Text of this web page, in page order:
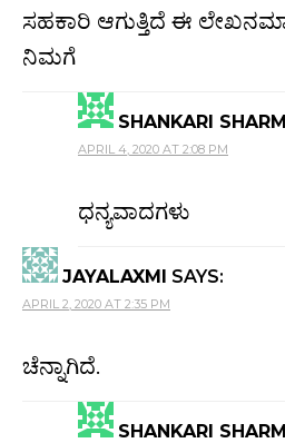
ಸಹಕಾರಿ ಆಗುತ್ತಿದೆ ಈ
ನಿಮಗೆ
SHANKARI
APRIL 4, 2020 AT 2:08 PM
ಧನ್ಯವಾದಗಳು
JAYALAXMI SAYS:
APRIL 2, 2020 AT 2:35 PM
ಚೆನ್ನಾಗಿದೆ.
SHANKARI